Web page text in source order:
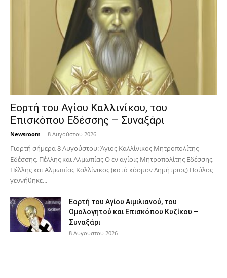
Εορτή του Αγίου Καλλινίκου, του
Επισκόπου Εδέσσης – Συναξάρι
Newsroom - 8 Αυγούστου 2026
Γιορτή σήμερα 8 Αυγούστου: Άγιος Καλλίνικος Μητροπολίτης
Εδέσσης, Πέλλης και Αλμωπίας Ο εν αγίοις Μητροπολίτης Εδέσσης,
Πέλλης και Αλμωπίας Καλλίνικος (κατά κόσμον Δημήτριος) Πούλος
γεννήθηκε...
Εορτή του Αγίου Αιμιλιανού, του
Ομολογητού και Επισκόπου Κυζίκου –
Συναξάρι
8 Αυγούστου 2026